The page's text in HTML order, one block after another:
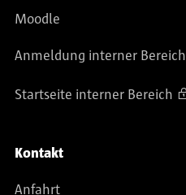
Moodle
Anmeldung interner Bereich
Startseite interner Bereich
Kontakt
Anfahrt